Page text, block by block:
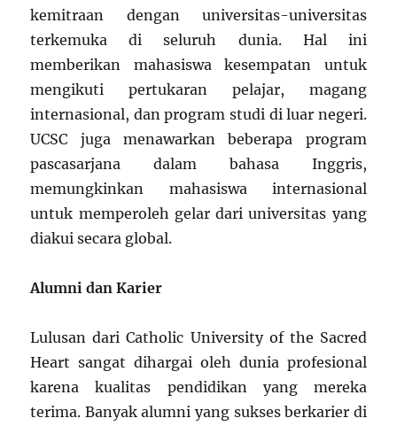
kemitraan dengan universitas-universitas
terkemuka di seluruh dunia. Hal ini
memberikan mahasiswa kesempatan untuk
mengikuti pertukaran pelajar, magang
internasional, dan program studi di luar negeri.
UCSC juga menawarkan beberapa program
pascasarjana dalam bahasa Inggris,
memungkinkan mahasiswa internasional
untuk memperoleh gelar dari universitas yang
diakui secara global.
Alumni dan Karier
Lulusan dari Catholic University of the Sacred
Heart sangat dihargai oleh dunia profesional
karena kualitas pendidikan yang mereka
terima. Banyak alumni yang sukses berkarier di